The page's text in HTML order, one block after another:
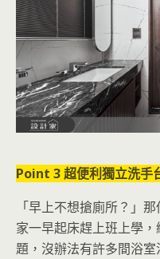
Point 3 超便利獨立洗手
「早上不想搶廁所？」
家一早起床趕上班上學
題，沒辦法有許多間浴